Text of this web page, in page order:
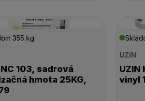
355 kg
NC 103, sadrová
hmota 25KG,
UZIN
UZIN
vinyl